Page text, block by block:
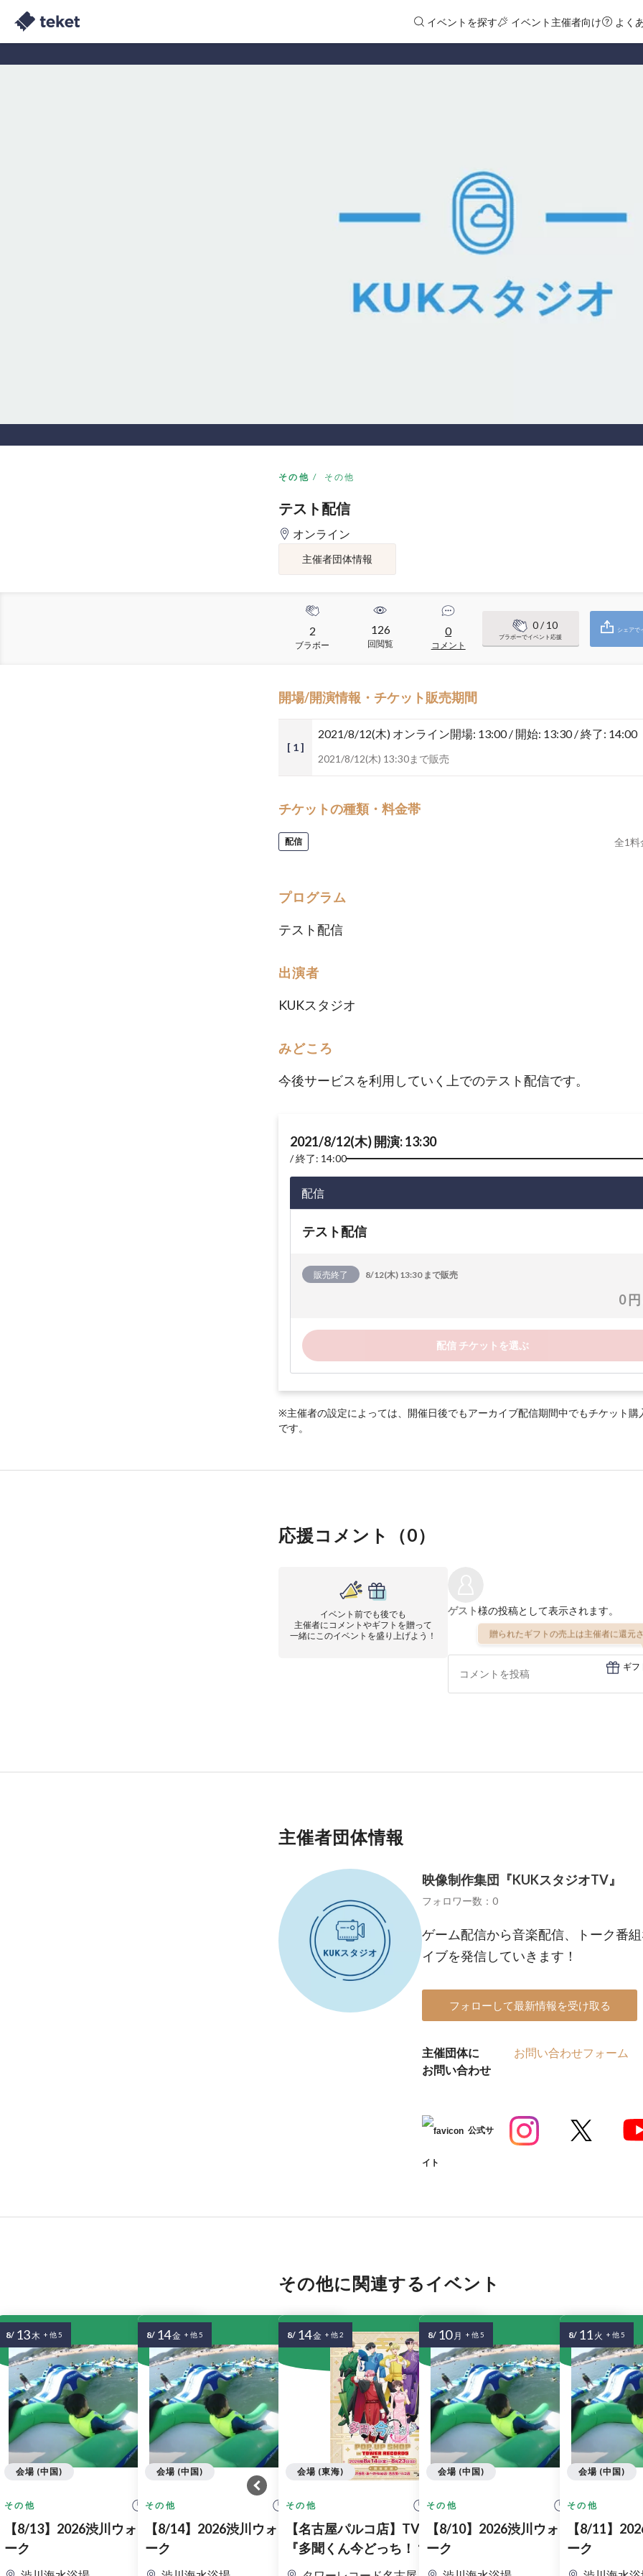
イベントを探す イベント主催者向け よく
その他 その他
テスト配信
オンライン
主催者団体情報
2
ブラボー
126
回閲覧
0
コメント
0/ 10
ブラボーでイベント応援
シェアで
開場/開演情報・チケット販売期間
[ 1 ]
2021/8/12(木) オンライン開場: 13:00 / 開始: 13:30 / 終了: 14:00
2021/8/12(木) 13:30まで販売
チケットの種類・料金帯
配信 全1料
プログラム
テスト配信
出演者
KUKスタジオ
みどころ
今後サービスを利用していく上でのテスト配信です。
2021/8/12(木) 開演: 13:30
終了: 14:00
配信
テスト配信
販売終了 8/12(木) 13:30 まで販売
0 円
配信 チケットを選ぶ
※主催者の設定によっては、開催日後でもアーカイブ配信期間中でもチケット購
です。
応援コメント（0）
イベント前でも後でも
主催者にコメントやギフトを贈って
一緒にこのイベントを盛り上げよう！
ゲスト様の投稿として表示されます。
贈られたギフトの売上は主催者に還元
ギフ
主催者団体情報
映像制作集団『KUKスタジオTV』
フォロワー数：0
ゲーム配信から音楽配信、トーク番
イブを発信していきます！
フォローして最新情報を受け取る
主催団体に
お問い合わせ
お問い合わせフォーム
公式サ
イト
その他に関連するイベント
その他 10:00 開始
【8/13】2026渋川ウォーターパ
ーク
会場 (中国)
8/ 13木 + 他 5
その他 10:00 開始
【8/14】2026渋川ウォーターパ
ーク
会場 (中国)
8/ 14金 + 他 5
その他 10:30 開始
【名古屋パルコ店】TVアニメ
『多聞くん今どっち！？』POP
UP SHOP in TOWER RECORDS入
会場 (東海)
8/ 14金 + 他 2
その他 10:00 開始
【8/10】2026渋川ウォーターパ
ーク
会場 (中国)
8/ 10 月 + 他 5
その他
【8/11】
ーク
会場 (中国)
8/ 11 火 + 他 5